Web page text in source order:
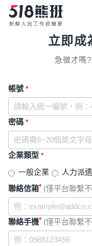
立即成
急徵才嗎
帳號 *
密碼 *
企業類型 *
一般企業 人力派
聯絡信箱* (僅平台聯繫
聯絡手機* (僅平台聯繫